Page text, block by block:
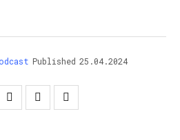
Published 25.04.2024